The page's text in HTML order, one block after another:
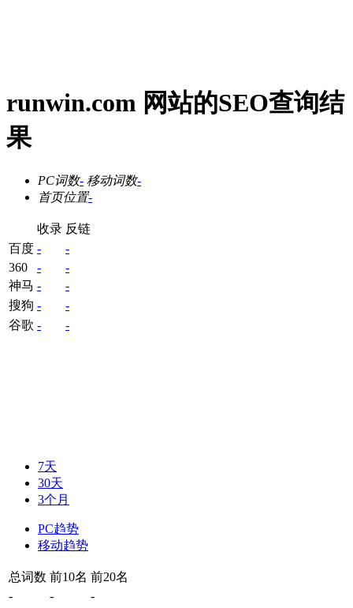
runwin.com 网站的SEO查询结
果
PC词数- 移动词数-
首页位置-
收录 反链
百度 -
-
360
-
-
神马 -
-
搜狗 -
-
谷歌 - -
7天
30天
3个月
PC趋势
移动趋势
总词数 前10名 前20名
-
-
-